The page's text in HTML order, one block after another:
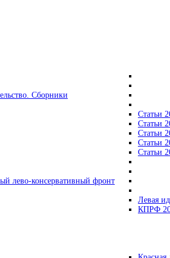
Сборники
Статьи
Статьи
Статьи
Статьи
Статьи
лево-консервативный фронт
Левая
КПРФ